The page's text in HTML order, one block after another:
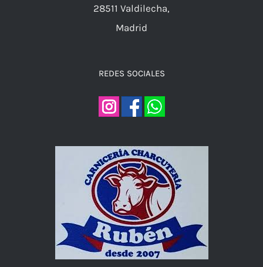
28511 Valdilecha,
Madrid
REDES SOCIALES